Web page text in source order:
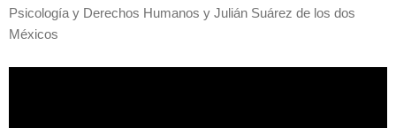
Psicología y Derechos Humanos y Julián Suárez de los dos
Méxicos